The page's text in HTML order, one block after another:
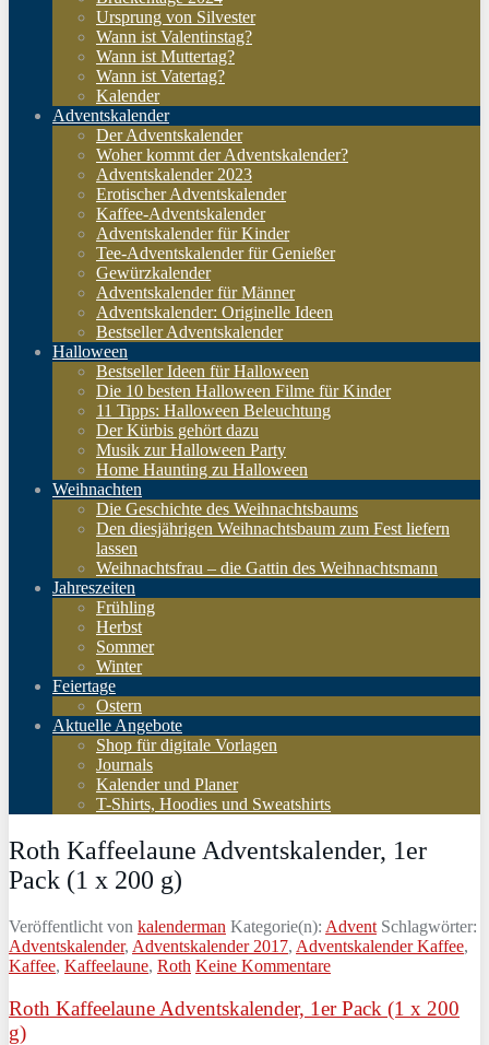
Ursprung von Silvester
Wann ist Valentinstag?
Wann ist Muttertag?
Wann ist Vatertag?
Kalender
Adventskalender
Der Adventskalender
Woher kommt der Adventskalender?
Adventskalender 2023
Erotischer Adventskalender
Kaffee-Adventskalender
Adventskalender für Kinder
Tee-Adventskalender für Genießer
Gewürzkalender
Adventskalender für Männer
Adventskalender: Originelle Ideen
Bestseller Adventskalender
Halloween
Bestseller Ideen für Halloween
Die 10 besten Halloween Filme für Kinder
11 Tipps: Halloween Beleuchtung
Der Kürbis gehört dazu
Musik zur Halloween Party
Home Haunting zu Halloween
Weihnachten
Die Geschichte des Weihnachtsbaums
Den diesjährigen Weihnachtsbaum zum Fest liefern
lassen
Weihnachtsfrau – die Gattin des Weihnachtsmann
Jahreszeiten
Frühling
Herbst
Sommer
Winter
Feiertage
Ostern
Aktuelle Angebote
Shop für digitale Vorlagen
Journals
Kalender und Planer
T-Shirts, Hoodies und Sweatshirts
Roth Kaffeelaune Adventskalender, 1er
Pack (1 x 200 g)
Veröffentlicht von kalenderman Kategorie(n): Advent Schlagwörter:
Adventskalender, Adventskalender 2017, Adventskalender Kaffee,
Kaffee, Kaffeelaune, Roth Keine Kommentare
Roth Kaffeelaune Adventskalender, 1er Pack (1 x 200
g)